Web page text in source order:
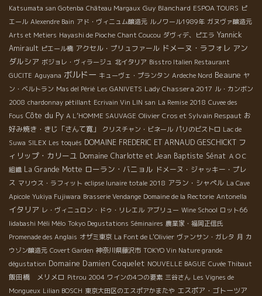
Katsumata san Gotenba Château Margaux Guy Blanchard ESPOA TOURS ピ
エール Alexendre Bain アド・ヴィニュム醸造元 ルノワール1989年 ガヌヴァ醸造元
Arts et Metiers Hayashi de Pioche Chant Coucou ダヴィデ、ピエラ Yannick
Amirault ピエール橋 アクセル・プリュファール ドメーヌ・ラフォレ アン
ダルシア ボジョレ・ヴィラージュ 北イタリア Bisstro Italien Restaurant
GUCITE Aguyana ボルドー キューヴェ・プランタン Ardeche Nord Beaune ヤ
ン・ベルトラン Mas del Périé Les GANIVETS Lady Chassera 2017 ル・カンボン
2008 chardonnay pétillant Ecrivain Vin LIN san La Remise 2018 Cuvee des
Fous Côte du Py A L’HOMME SAUVAGE Olivier Cros et Sylvain Respaut お
好み焼き・きじ「さんて寛」
クリスチャン・ビネール パリのビストロ Lac de
Suwa SILEX Les toqués DOMAINE FREDERIC ET ARNAUD GESCHICKT フ
ィリップ・カリーユ Domaine Charlotte et Jean Baptiste Sénat ＡＯＣ
組織 La Grande Motte ローラン・バニョル ドメーヌ・ジャッキー・プレ
ス マリウス・ラフィット eclipse lunaire totale 2018 アラン・シャペル La Cave
Apicole Yukiya Fujiwara Brasserie Vendange Domaine de la Rectorie Antonella
イタリア レ・ヴィニュロン・ドゥ・リレエル アブリュー Wine School ロット66
Iidabashi Méli Mélo Tokyo Degustations Séminaires 農業家・福岡正信氏
Promenade des Anglais オザミ東京 La Font de L'Olivier ヴァンサン・ガレタ 月 カ
ウゾン醸造元 Covert Garden 神奈川県藤沢市 TOKYO Vin Nature grande
dégustation Domaine Damien Coquelet NOUVELLE BAGUE Cuvée Thibaut
飯田橋 メリメロ Pitrou 2004 ワインの4つの要素 三谷さん Les Vignes de
Mongueux Lilian BOSCH 東京大田区のエスポアかまたや エスポア・ゴトーツア